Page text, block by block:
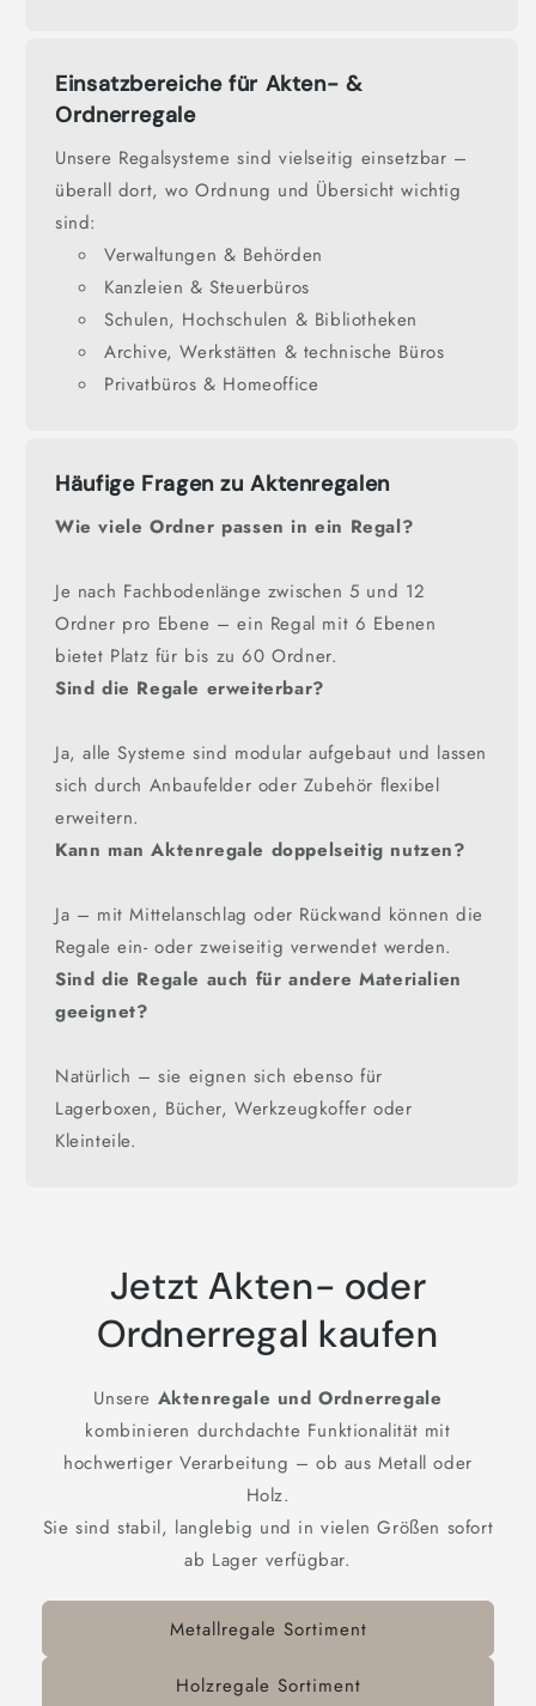
Einsatzbereiche für Akten- &
Ordnerregale
Unsere Regalsysteme sind vielseitig einsetzbar –
überall dort, wo Ordnung und Übersicht wichtig
sind:
Verwaltungen & Behörden
Kanzleien & Steuerbüros
Schulen, Hochschulen & Bibliotheken
Archive, Werkstätten & technische Büros
Privatbüros & Homeoffice
Häufige Fragen zu Aktenregalen
Wie viele Ordner passen in ein Regal?
Je nach Fachbodenlänge zwischen 5 und 12
Ordner pro Ebene – ein Regal mit 6 Ebenen
bietet Platz für bis zu 60 Ordner.
Sind die Regale erweiterbar?
Ja, alle Systeme sind modular aufgebaut und lassen
sich durch Anbaufelder oder Zubehör flexibel
erweitern.
Kann man Aktenregale doppelseitig nutzen?
Ja – mit Mittelanschlag oder Rückwand können die
Regale ein- oder zweiseitig verwendet werden.
Sind die Regale auch für andere Materialien
geeignet?
Natürlich – sie eignen sich ebenso für
Lagerboxen, Bücher, Werkzeugkoffer oder
Kleinteile.
Jetzt Akten- oder
Ordnerregal kaufen
Unsere Aktenregale und Ordnerregale
kombinieren durchdachte Funktionalität mit
hochwertiger Verarbeitung – ob aus Metall oder
Holz.
Sie sind stabil, langlebig und in vielen Größen sofort
ab Lager verfügbar.
Metallregale Sortiment
Holzregale Sortiment